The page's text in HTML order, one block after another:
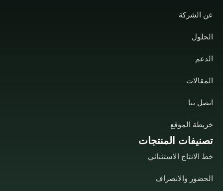
تصنيفات المنتجات
خط الانتاج الاستثنائي
الحضور والانصراف
عن الشركة
الحلول
الدعم
المقالات
اتصل بنا
خريطة الموقع